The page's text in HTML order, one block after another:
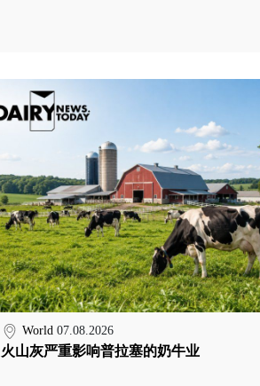
World 07.08.2026
火山灰严重影响普拉塞的奶牛业